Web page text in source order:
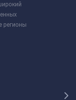
регионы